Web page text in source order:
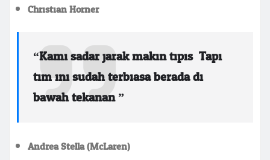
Christian Horner:
“Kami sadar jarak makin tipis. Tapi
tim ini sudah terbiasa berada di
bawah tekanan.”
Andrea Stella (McLaren):